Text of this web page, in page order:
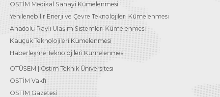
OSTİM Medikal Sanayi Kümelenmesi
Yenilenebilir Enerji ve Çevre Teknolojileri Kümelenmesi
Anadolu Raylı Ulaşım Sistemleri Kümelenmesi
Kauçuk Teknolojileri Kümelenmesi
Haberleşme Teknolojileri Kümelenmesi
OTÜSEM | Ostim Teknik Üniversitesi
OSTİM Vakfı
OSTİM Gazetesi